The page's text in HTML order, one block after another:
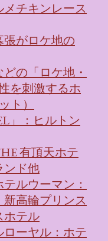
チキンレース
がロケ地の
どの「ロケ地・
を刺激するホ
ト）
」：ヒルトン
有頂天ホテ
ンド他
ルウーマン：
高輪プリンス
ホテル
ーヤル：ホテ